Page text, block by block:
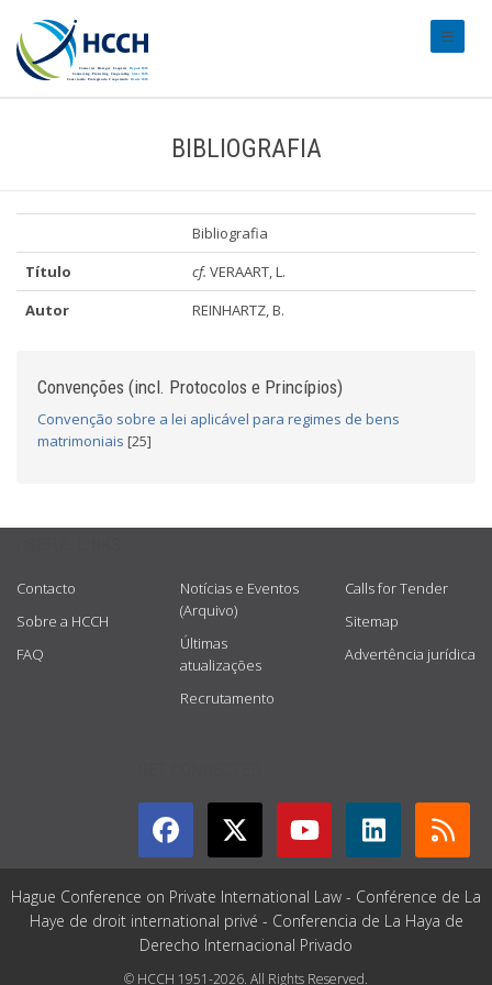
BIBLIOGRAFIA
Bibliografia
Título
cf. VERAART, L.
Autor
REINHARTZ, B.
Convenções (incl. Protocolos e Princípios)
Convenção sobre a lei aplicável para regimes de bens
matrimoniais [25]
Contacto
Sobre a HCCH
FAQ
Notícias e Eventos
(Arquivo)
Últimas
atualizações
Recrutamento
Calls for Tender
Sitemap
Advertência jurídica
Hague Conference on Private International Law - Conférence de La
Haye de droit international privé - Conferencia de La Haya de
Derecho Internacional Privado
© HCCH 1951-2026. All Rights Reserved.